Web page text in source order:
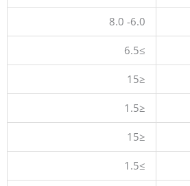
6.0- 8.0
≥6.5
≤15
≤1.5
≤15
≥1.5